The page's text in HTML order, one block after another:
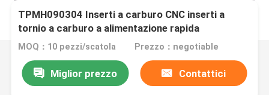
TPMH090304 Inserti a carburo CNC inserti a
tornio a carburo a alimentazione rapida
MOQ：10 pezzi/scatola Prezzo：negotiable
Miglior prezzo Contattici